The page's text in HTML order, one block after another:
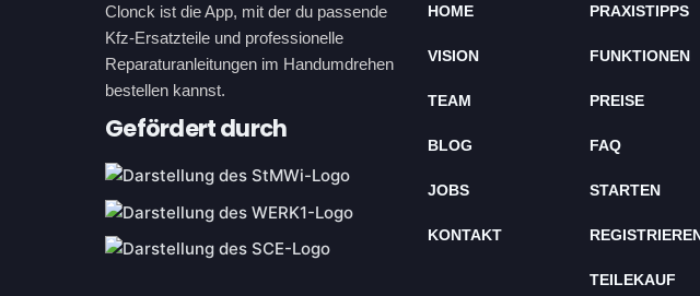
Clonck ist die App, mit der du passende
Kfz-Ersatzteile und professionelle
Reparaturanleitungen im Handumdrehen
bestellen kannst.
Gefördert durch
HOME
VISION
TEAM
BLOG
JOBS
KONTAKT
PRAXISTIPPS
FUNKTIONEN
PREISE
FAQ
STARTEN
TEILEKAUF